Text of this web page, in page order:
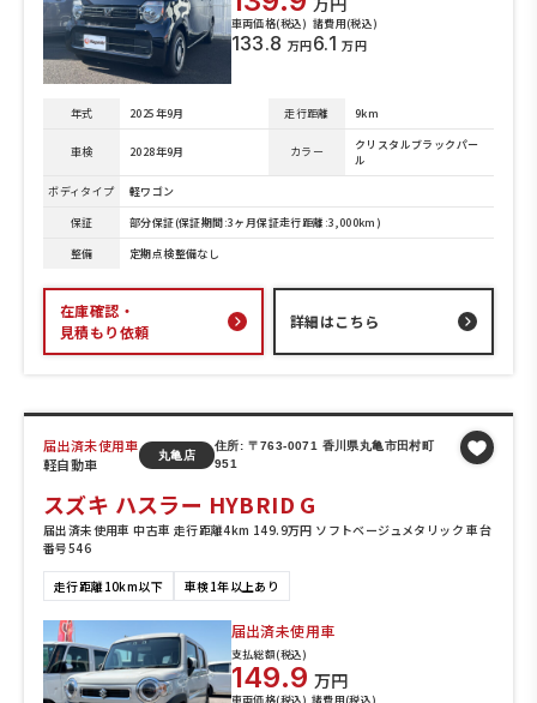
車両価格(税込)
133.8 万円
諸費用(税込)
6.1 万円
年式 2025年9月 走行距離 9km
車検 2028年9月 カラー
クリスタルブラックパー
ル
ボディタイプ
軽ワゴン
保証
部分保証(保証期間:3ヶ月保証走行距離:3,000km)
整備
定期点検整備なし
在庫確認・
見積もり依頼
詳細はこちら
届出済未使用車
軽自動車
丸亀店
住所: 〒763-0071 香川県丸亀市田村町
951
スズキ ハスラー HYBRID G
届出済未使用車 中古車 走行距離4km 149.9万円 ソフトベージュメタリック 車台
番号546
走行距離10km以下 車検1年以上あり
届出済未使用車
支払総額(税込)
149.9 万円